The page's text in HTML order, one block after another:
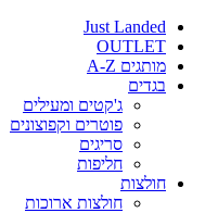
Just Landed
OUTLET
מותגים A-Z
בגדים
ג'קטים ומעילים
פוטרים וקפוצונים
סריגים
חליפות
חולצות
חולצות ארוכות